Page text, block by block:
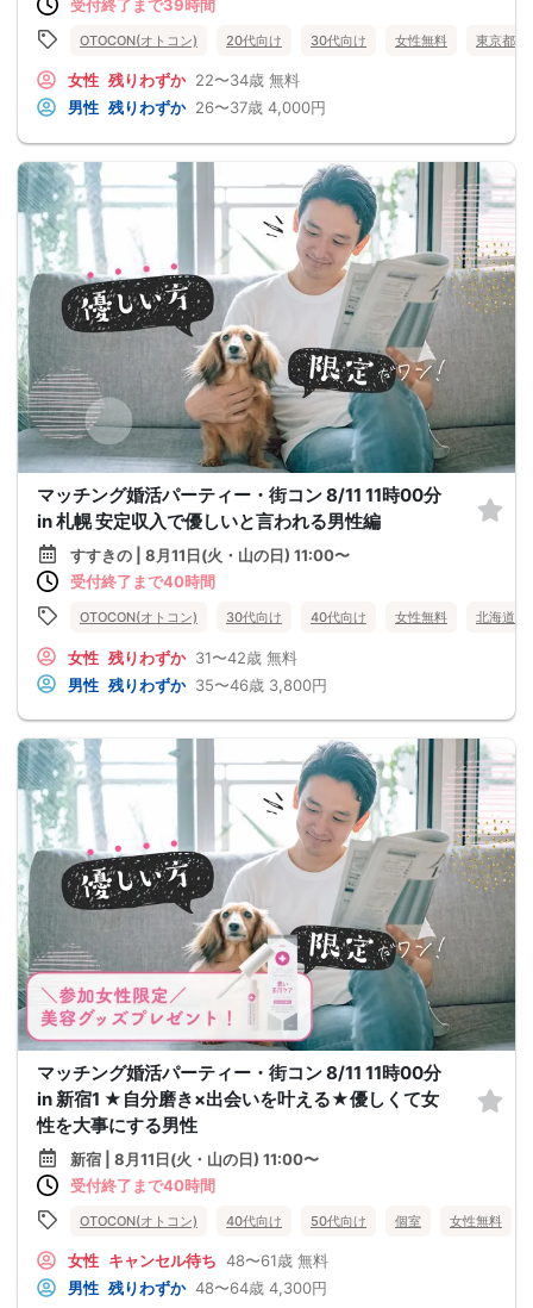
受付終了まで39時間
OTOCON(オトコン) 20代向け 30代向け 女性無料 東京都
女性 残りわずか 22〜34歳 無料
男性 残りわずか 26〜37歳 4,000円
マッチング婚活パーティー・街コン 8/11 11時00分
in 札幌 安定収入で優しいと言われる男性編
すすきの | 8月11日(火・山の日) 11:00〜
受付終了まで40時間
OTOCON(オトコン) 30代向け 40代向け 女性無料 北海道
女性 残りわずか 31〜42歳 無料
男性 残りわずか 35〜46歳 3,800円
マッチング婚活パーティー・街コン 8/11 11時00分
in 新宿1 ★自分磨き×出会いを叶える★優しくて女
性を大事にする男性
新宿 | 8月11日(火・山の日) 11:00〜
受付終了まで40時間
OTOCON(オトコン) 40代向け 50代向け 個室 女性無料
女性 キャンセル待ち 48〜61歳 無料
男性 残りわずか 48〜64歳 4,300円